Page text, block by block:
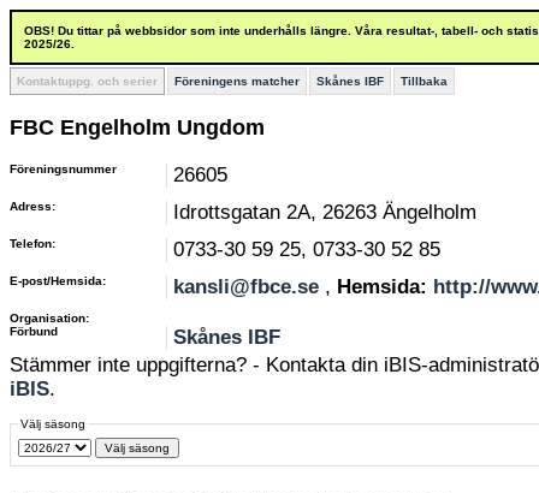
OBS! Du tittar på webbsidor som inte underhålls längre. Våra resultat-, tabell- och
2025/26.
Kontaktuppg. och serier Föreningens matcher Skånes IBF Tillbaka
FBC Engelholm Ungdom
Föreningsnummer 26605
Adress: Idrottsgatan 2A, 26263 Ängelholm
Telefon: 0733-30 59 25, 0733-30 52 85
E-post/Hemsida: kansli@fbce.se , Hemsida: http://
Organisation:
Förbund
Skånes IBF
Stämmer inte uppgifterna? - Kontakta din iBIS-
iBIS.
Välj säsong